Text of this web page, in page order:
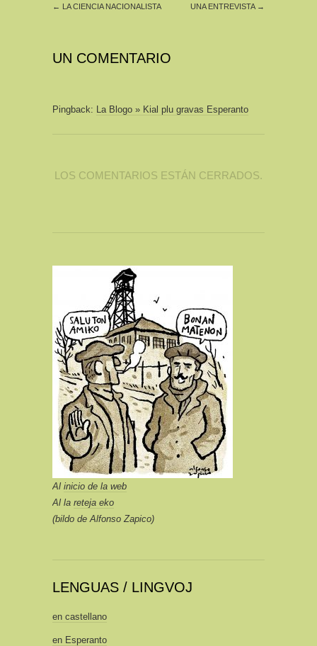
← LA CIENCIA NACIONALISTA UNA ENTREVISTA →
UN COMENTARIO
Pingback: La Blogo » Kial plu gravas Esperanto
LOS COMENTARIOS ESTÁN CERRADOS.
Al inicio de la web
Al la reteja eko
(bildo de Alfonso Zapico)
LENGUAS / LINGVOJ
en castellano
en Esperanto